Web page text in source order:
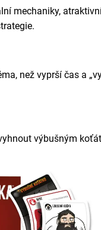
mechaniky,
než vyprší čas a
výbušným